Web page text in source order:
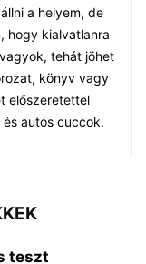
a helyem, de
hogy kialvatlanra
tehát jöhet
könyv vagy
előszeretettel
autós cuccok.
teszt